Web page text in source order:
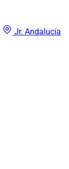
Jr. Andalucía